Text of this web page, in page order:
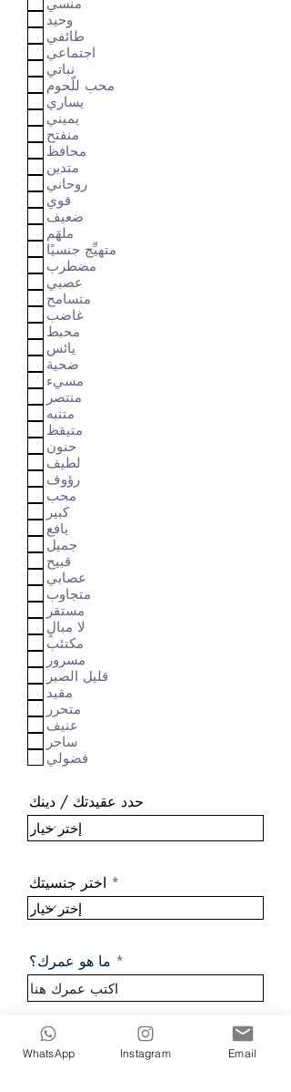
وحيد
طائفي
اجتماعي
نباتي
محب للّحوم
يساري
يميني
منفتح
محافظ
متدين
روحاني
قوي
ضعيف
ملهَم
متهيِّج جنسيًا
مضطرب
عصبي
متسامح
غاضب
محبط
يائس
ضحية
مسيء
منتصر
متنبه
متيقظ
حنون
لطيف
رؤوف
محب
كبير
يافع
جميل
قبيح
عصابي
متجاوب
مستقر
لا مبالٍ
مكتئب
مسرور
قليل الصبر
مقيد
متحرر
عنيف
ساحر
فضولي
حدد عقيدتك / دينك
اختر جنسيتك
ما هو عمرك؟
اختر الجنس
أنثى
WhatsApp Instagram Email